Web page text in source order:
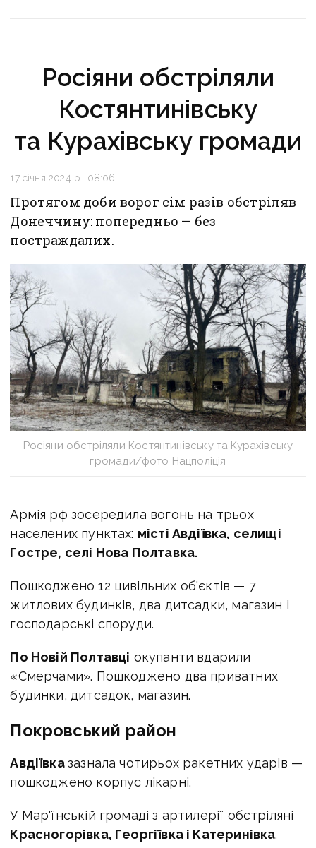
Росіяни обстріляли
Костянтинівську
та Курахівську громади
17 січня 2024 р., 08:06
Протягом доби ворог сім разів обстріляв
Донеччину: попередньо — без
постраждалих.
Росіяни обстріляли Костянтинівську та Курахівську
громади/фото Нацполіція
Армія рф зосередила вогонь на трьох
населених пунктах: місті Авдіївка, селищі
Гостре, селі Нова Полтавка.
Пошкоджено 12 цивільних об'єктів — 7
житлових будинків, два дитсадки, магазин і
господарські споруди.
По Новій Полтавці окупанти вдарили
«Смерчами». Пошкоджено два приватних
будинки, дитсадок, магазин.
Покровський район
Авдіївказазнала чотирьох ракетних ударів —
пошкоджено корпус лікарні.
У Мар'їнській громаді з артилерії обстріляні
Красногорівка, Георгіївка і Катеринівка.